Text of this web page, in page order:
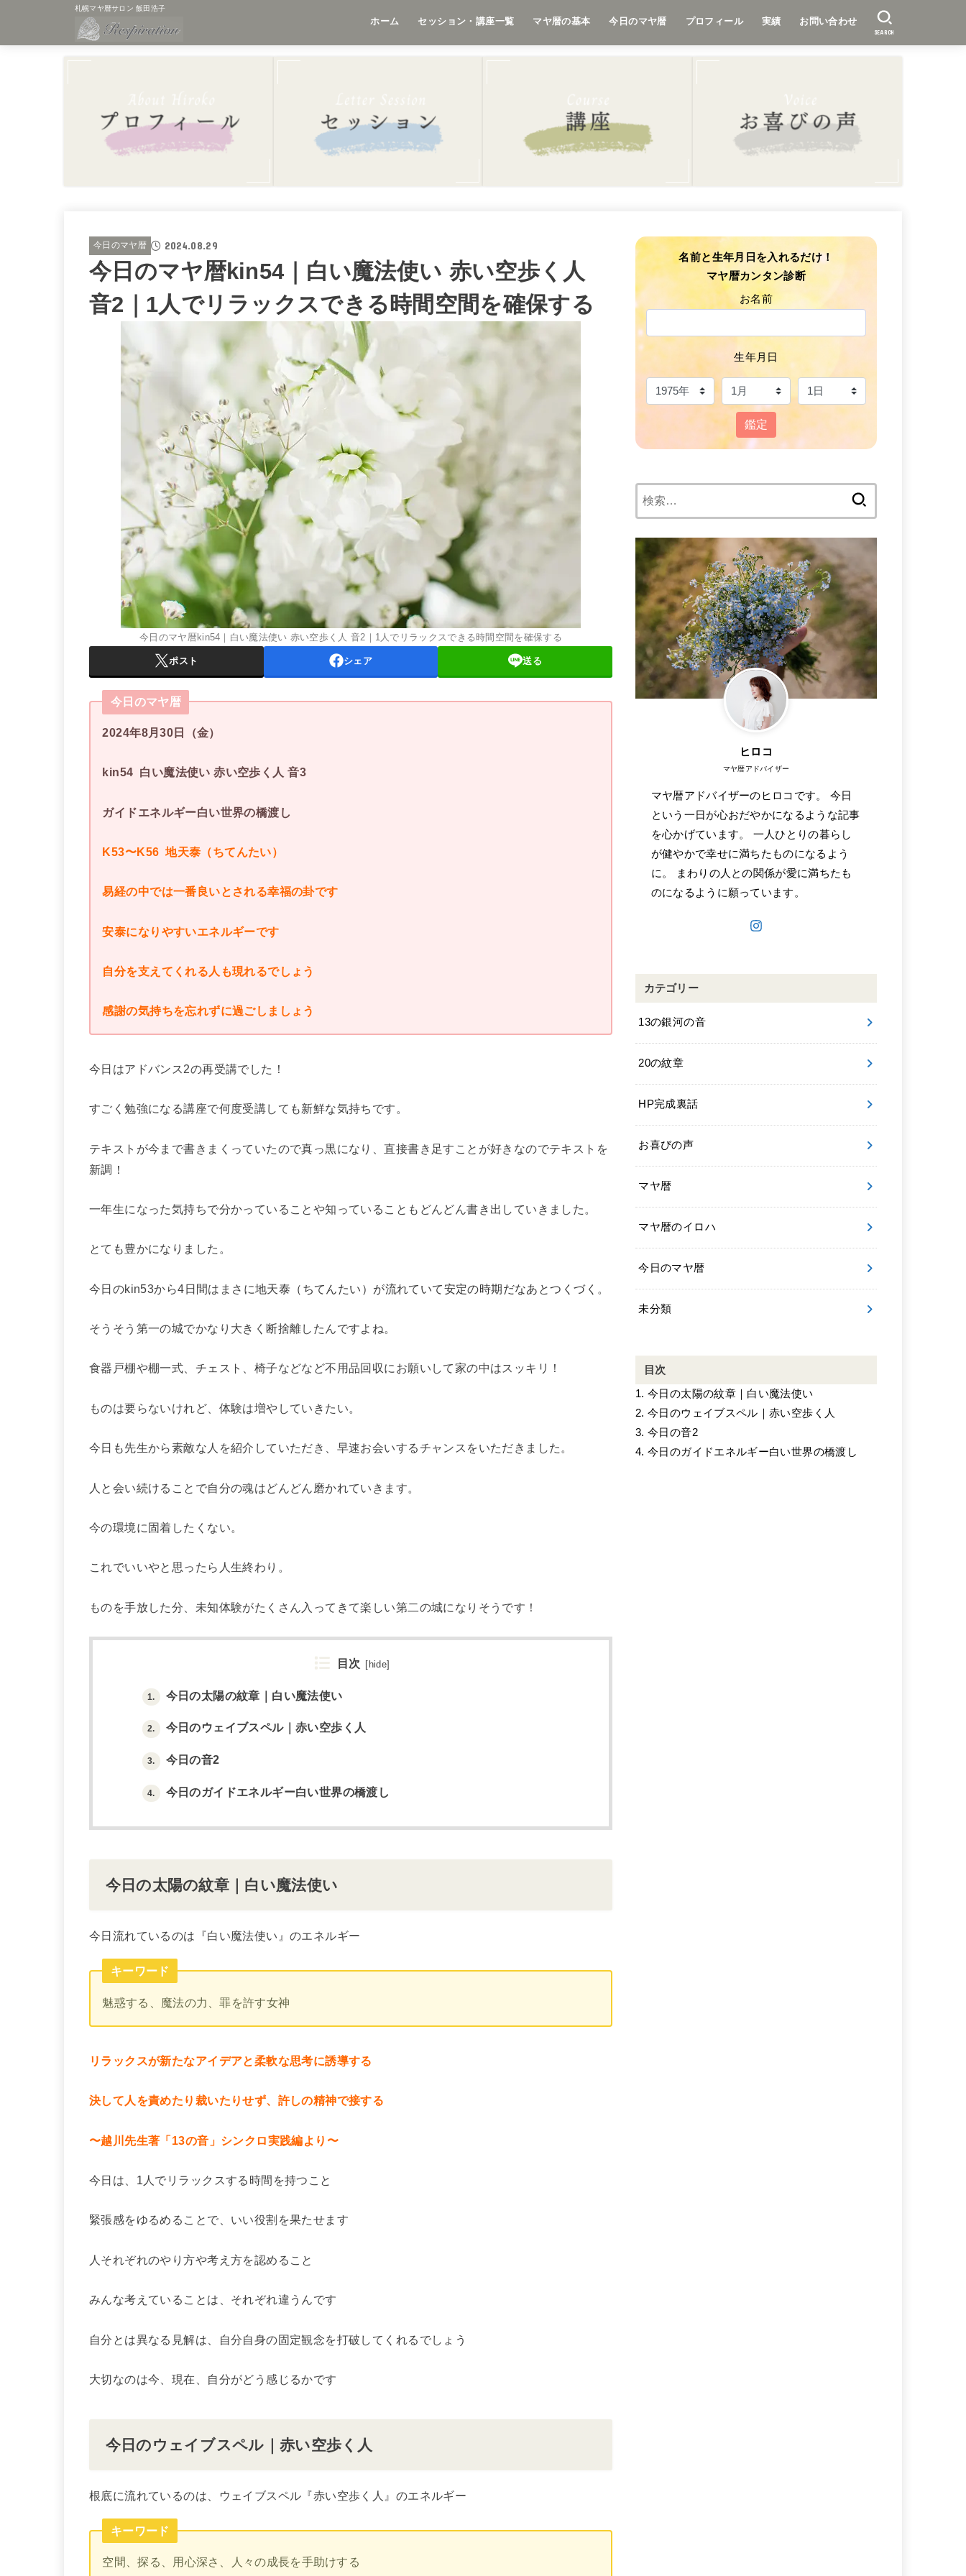
札幌マヤ暦サロン 飯田浩子
ホーム セッション・講座一覧 マヤ暦の基本 今日のマヤ暦 プロフィール 実績 お問い合わせ
SEARCH
今日のマヤ暦 2024.08.29
今日のマヤ暦kin54｜白い魔法使い 赤い空歩く人
音2｜1人でリラックスできる時間空間を確保する
今日のマヤ暦kin54｜白い魔法使い 赤い空歩く人 音2｜1人でリラックスできる時間空間を確保する
ポスト シェア 送る
今日のマヤ暦
2024年8月30日（金）
kin54 白い魔法使い 赤い空歩く人 音3
ガイドエネルギー白い世界の橋渡し
K53〜K56 地天泰（ちてんたい）
易経の中では一番良いとされる幸福の卦です
安泰になりやすいエネルギーです
自分を支えてくれる人も現れるでしょう
感謝の気持ちを忘れずに過ごしましょう
今日はアドバンス2の再受講でした！
すごく勉強になる講座で何度受講しても新鮮な気持ちです。
テキストが今まで書きまくっていたので真っ黒になり、直接書き足すことが好きなのでテキストを
新調！
一年生になった気持ちで分かっていることや知っていることもどんどん書き出していきました。
とても豊かになりました。
今日のkin53から4日間はまさに地天泰（ちてんたい）が流れていて安定の時期だなあとつくづく。
そうそう第一の城でかなり大きく断捨離したんですよね。
食器戸棚や棚一式、チェスト、椅子などなど不用品回収にお願いして家の中はスッキリ！
ものは要らないけれど、体験は増やしていきたい。
今日も先生から素敵な人を紹介していただき、早速お会いするチャンスをいただきました。
人と会い続けることで自分の魂はどんどん磨かれていきます。
今の環境に固着したくない。
これでいいやと思ったら人生終わり。
ものを手放した分、未知体験がたくさん入ってきて楽しい第二の城になりそうです！
目次 hide
1. 今日の太陽の紋章｜白い魔法使い
2. 今日のウェイブスペル｜赤い空歩く人
3. 今日の音2
4. 今日のガイドエネルギー白い世界の橋渡し
今日の太陽の紋章｜白い魔法使い
今日流れているのは『白い魔法使い』のエネルギー
キーワード
魅惑する、魔法の力、罪を許す女神
リラックスが新たなアイデアと柔軟な思考に誘導する
決して人を責めたり裁いたりせず、許しの精神で接する
〜越川先生著「13の音」シンクロ実践編より〜
今日は、1人でリラックスする時間を持つこと
緊張感をゆるめることで、いい役割を果たせます
人それぞれのやり方や考え方を認めること
みんな考えていることは、それぞれ違うんです
自分とは異なる見解は、自分自身の固定観念を打破してくれるでしょう
大切なのは今、現在、自分がどう感じるかです
今日のウェイブスペル｜赤い空歩く人
根底に流れているのは、ウェイブスペル『赤い空歩く人』のエネルギー
キーワード
空間、探る、用心深さ、人々の成長を手助けする
名前と生年月日を入れるだけ！
マヤ暦カンタン診断
お名前
生年月日
鑑定
ヒロコ
マヤ暦アドバイザー
マヤ暦アドバイザーのヒロコです。 今日
という一日が心おだやかになるような記事
を心かげています。 一人ひとりの暮らし
が健やかで幸せに満ちたものになるよう
に。 まわりの人との関係が愛に満ちたも
のになるように願っています。
カテゴリー
13の銀河の音
20の紋章
HP完成裏話
お喜びの声
マヤ暦
マヤ暦のイロハ
今日のマヤ暦
未分類
目次
1. 今日の太陽の紋章｜白い魔法使い
2. 今日のウェイブスペル｜赤い空歩く人
3. 今日の音2
4. 今日のガイドエネルギー白い世界の橋渡し